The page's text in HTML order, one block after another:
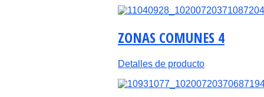
ZONAS COMUNES 4
Detalles de producto